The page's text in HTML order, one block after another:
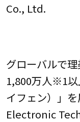
Co., Ltd.
グローバルで
1,800万人※1
イフェン）」
Electronic